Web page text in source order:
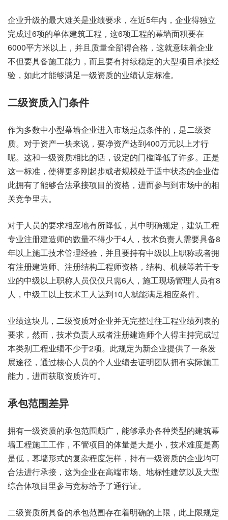
企业升级的最大难关是业绩要求，在近5年内，企业得独立
完成过6项的单体建筑工程，这6项工程的幕墙面积要在
6000平方米以上，并且质量全部得合格，这就意味着企业
不但要具备施工能力，而且要有持续稳定的大型项目承接经
验，如此才能够满足一级资质的业绩认定标准。
二级资质入门条件
作为多数中小型幕墙企业进入市场起点条件的，是二级资
质。对于资产一块来说，要净资产达到400万元以上才行
呢。这和一级资质相比的话，设定的门槛降低了许多。正是
这一标准，使得更多刚起步或者规模处于适中状态的企业借
此拥有了能够合法承接项目的资格，进而参与到市场中的相
关竞争里去。
对于人员的要求相应地有所降低，其中明确规定，建筑工程
专业注册建造师的数量不得少于4人，技术负责人需要具备8
年以上施工技术管理经验，并且要持有中级以上职称或者拥
有注册建造师、注册结构工程师资格，结构、机械等若干专
业的中级以上职称人员仅仅只需6人，施工现场管理人员有8
人，中级工以上技术工人达到10人就能满足相应条件。
业绩这块儿，二级资质对企业并无完整过往工程业绩列表的
要求，然而，技术负责人或者注册建造师个人得主持完成过
本类别工程业绩不少于2项。此规定为新企业提供了一条发
展途径，通过核心人员的个人业绩去证明团队拥有实际施工
能力，进而获取资质许可。
承包范围差异
拥有一级资质的承包范围颇广，能够承办各种类型的建筑幕
墙工程施工工作，不管项目的体量是大是小，技术难度是高
是低，幕墙形式的复杂程度怎样，持有一级资质的企业均可
合法进行承接，这为企业在高端市场、地标性建筑以及大型
综合体项目里参与竞标给予了通行证。
二级资质所具备的承包范围存在着明确的上限，此上限规定